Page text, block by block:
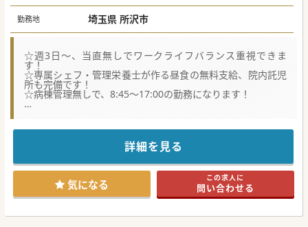
勤務地 埼玉県 所沢市
☆週3日～、当直無しでワークライフバランス重視できま
す！
☆専属シェフ・管理栄養士が作る昼食の無料支給、院内託児
所も完備です！
☆病棟管理無しで、8:45～17:00の勤務になります！
おります。
不妊治療から妊娠・出産・育児と、医療の観点からトータル
サポートを提供しております。
また女性をはじめ、地域住民の希望に応えるために、
婦人科・乳腺外科・小児科・内科を標榜しております。
立地も最寄り駅から徒歩6分、アクセス良好でございます！
#秋入職可
詳細を見る
気になる この求人に
問い合わせる